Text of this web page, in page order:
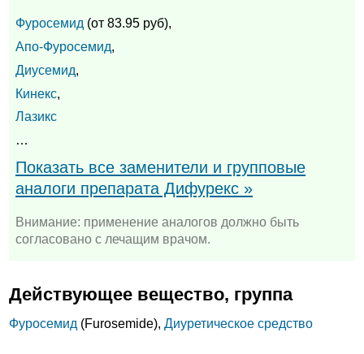
Фуросемид (от 83.95 руб),
Апо-Фуросемид,
Диусемид,
Кинекс,
Лазикс
…
Показать все заменители и групповые
аналоги препарата Дифурекс »
Внимание: применение аналогов должно быть
согласовано с лечащим врачом.
Действующее вещество, группа
Фуросемид (Furosemide), Диуретическое средство